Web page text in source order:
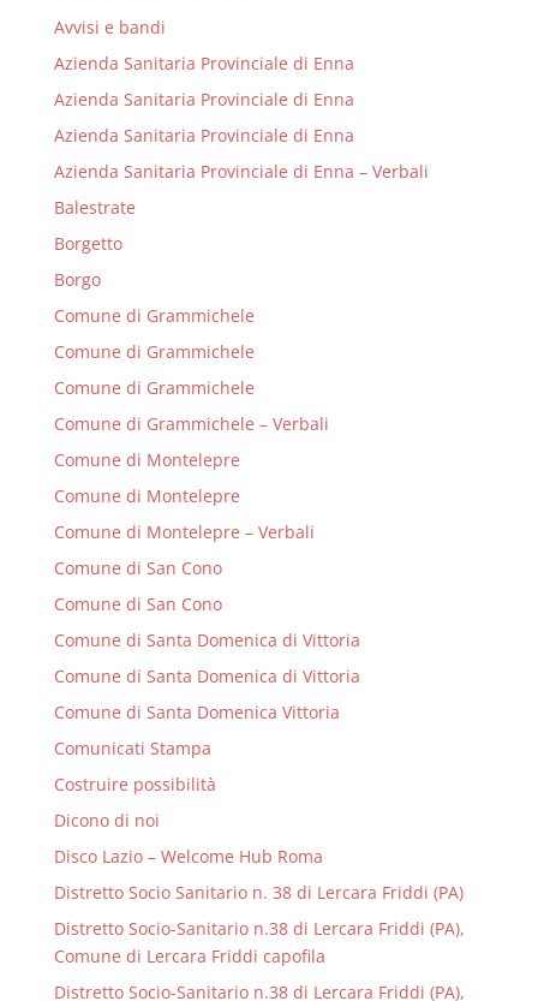
Avvisi e bandi
Azienda Sanitaria Provinciale di Enna
Azienda Sanitaria Provinciale di Enna
Azienda Sanitaria Provinciale di Enna
Azienda Sanitaria Provinciale di Enna – Verbali
Balestrate
Borgetto
Borgo
Comune di Grammichele
Comune di Grammichele
Comune di Grammichele
Comune di Grammichele – Verbali
Comune di Montelepre
Comune di Montelepre
Comune di Montelepre – Verbali
Comune di San Cono
Comune di San Cono
Comune di Santa Domenica di Vittoria
Comune di Santa Domenica di Vittoria
Comune di Santa Domenica Vittoria
Comunicati Stampa
Costruire possibilità
Dicono di noi
Disco Lazio – Welcome Hub Roma
Distretto Socio Sanitario n. 38 di Lercara Friddi (PA)
Distretto Socio-Sanitario n.38 di Lercara Friddi (PA),
Comune di Lercara Friddi capofila
Distretto Socio-Sanitario n.38 di Lercara Friddi (PA),